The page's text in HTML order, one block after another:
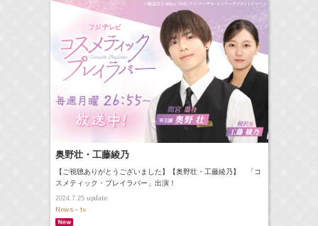
奥野壮・工藤綾乃
【ご視聴ありがとうございました】【奥野壮・工藤綾乃】 「コ
スメティック・プレイラバー」出演！
2024.7.25update
News - tv